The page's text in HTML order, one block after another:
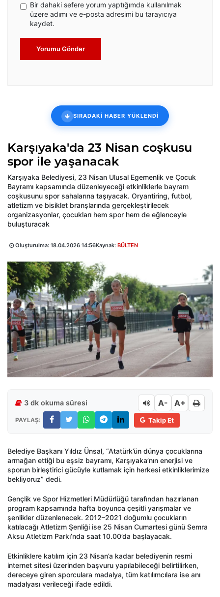
Bir dahaki sefere yorum yaptığımda kullanılmak
üzere adımı ve e-posta adresimi bu tarayıcıya
kaydet.
Yorumu Gönder
SIRADAKİ HABER YÜKLENDİ
Karşıyaka'da 23 Nisan coşkusu
spor ile yaşanacak
Karşıyaka Belediyesi, 23 Nisan Ulusal Egemenlik ve Çocuk
Bayramı kapsamında düzenleyeceği etkinliklerle bayram
coşkusunu spor sahalarına taşıyacak. Oryantiring, futbol,
atletizm ve bisiklet branşlarında gerçekleştirilecek
organizasyonlar, çocukları hem spor hem de eğlenceyle
buluşturacak
Oluşturulma: 18.04.2026 14:56Kaynak: BÜLTEN
3 dk okuma süresi A- A+
PAYLAŞ: Takip Et
Belediye Başkanı Yıldız Ünsal, “Atatürk’ün dünya çocuklarına
armağan ettiği bu eşsiz bayramı, Karşıyaka’nın enerjisi ve
sporun birleştirici gücüyle kutlamak için herkesi etkinliklerimize
bekliyoruz” dedi.
Gençlik ve Spor Hizmetleri Müdürlüğü tarafından hazırlanan
program kapsamında hafta boyunca çeşitli yarışmalar ve
şenlikler düzenlenecek. 2012–2021 doğumlu çocukların
katılacağı Atletizm Şenliği ise 25 Nisan Cumartesi günü Semra
Aksu Atletizm Parkı’nda saat 10.00’da başlayacak.
Etkinliklere katılım için 23 Nisan’a kadar belediyenin resmi
internet sitesi üzerinden başvuru yapılabileceği belirtilirken,
dereceye giren sporculara madalya, tüm katılımcılara ise anı
madalyası verileceği ifade edildi.